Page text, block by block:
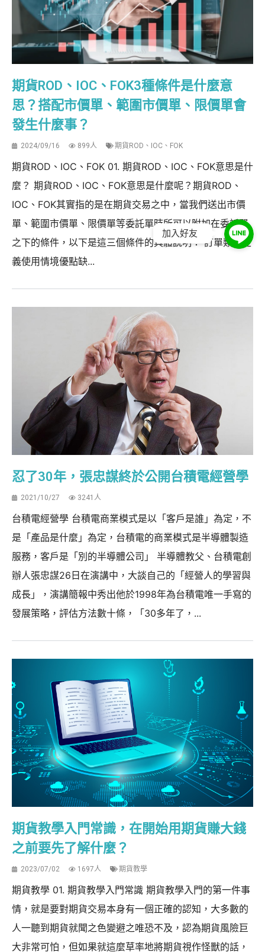
期貨ROD、IOC、FOK3種條件是什麼意
思？搭配市價單、範圍市價單、限價單會
發生什麼事？
2024/09/16 899人 期貨ROD、IOC、FOK
期貨ROD、IOC、FOK 01. 期貨ROD、IOC、FOK意思是什
麼？ 期貨ROD、IOC、FOK意思是什麼呢？期貨ROD、
IOC、FOK其實指的是在期貨交易之中，當我們送出市價
單、範圍市價單、限價單等委託單時所可以附加在委託單
之下的條件，以下是這三個條件的具體說明： 訂單類型定
義使用情境優點缺...
忍了30年，張忠謀終於公開台積電經營學
2021/10/27 3241人
台積電經營學 台積電商業模式是以「客戶是誰」為定，不
是「產品是什麼」為定，台積電的商業模式是半導體製造
服務，客戶是「別的半導體公司」 半導體教父、台積電創
辦人張忠謀26日在演講中，大談自己的「經營人的學習與
成長」，演講簡報中秀出他於1998年為台積電唯一手寫的
發展策略，評估方法數十條，「30多年了，...
期貨教學入門常識，在開始用期貨賺大錢
之前要先了解什麼？
2023/07/02 1697人 期貨教學
期貨教學 01. 期貨教學入門常識 期貨教學入門的第一件事
情，就是要對期貨交易本身有一個正確的認知，大多數的
人一聽到期貨就聞之色變避之唯恐不及，認為期貨風險巨
大非常可怕，但如果就這麼草率地將期貨視作怪獸的話，
加入好友